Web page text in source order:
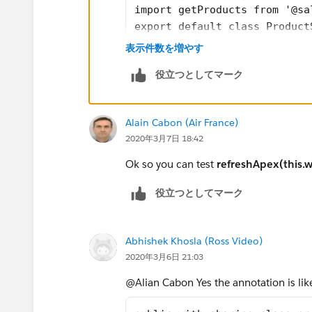
<li
<li
<li
                    </ul>
                </lightning-tile>
        </ul>
        </div>
const DELAY = 300;
export default class
    @track searchKey='';
    @track NABcheckbox= false;
import getProducts from
export default class
  @api searchKey='';
const {data,error} =
if(data){
else if (error) {
}
this.searchKey =
return
}
  ...
表示件数を増やす
役立つとしてマーク
Alain Cabon (Air France)
2020年3月7日 18:42
Ok so you can test
役立つとしてマーク
Abhishek Khosla (Ross Video)
2020年3月6日 21:03
@Alian Cabon Yes the annotation is